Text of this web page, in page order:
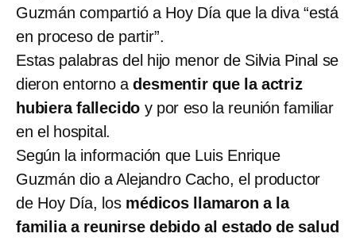
Guzmán compartió a Hoy Día que la diva “está
en proceso de partir”.
Estas palabras del hijo menor de Silvia Pinal se
dieron entorno adesmentir que la actriz
hubiera fallecido y por eso la reunión familiar
en el hospital.
Según la información que Luis Enrique
Guzmán dio a Alejandro Cacho, el productor
de Hoy Día, los médicos llamaron a la
familia a reunirse debido al estado de salud